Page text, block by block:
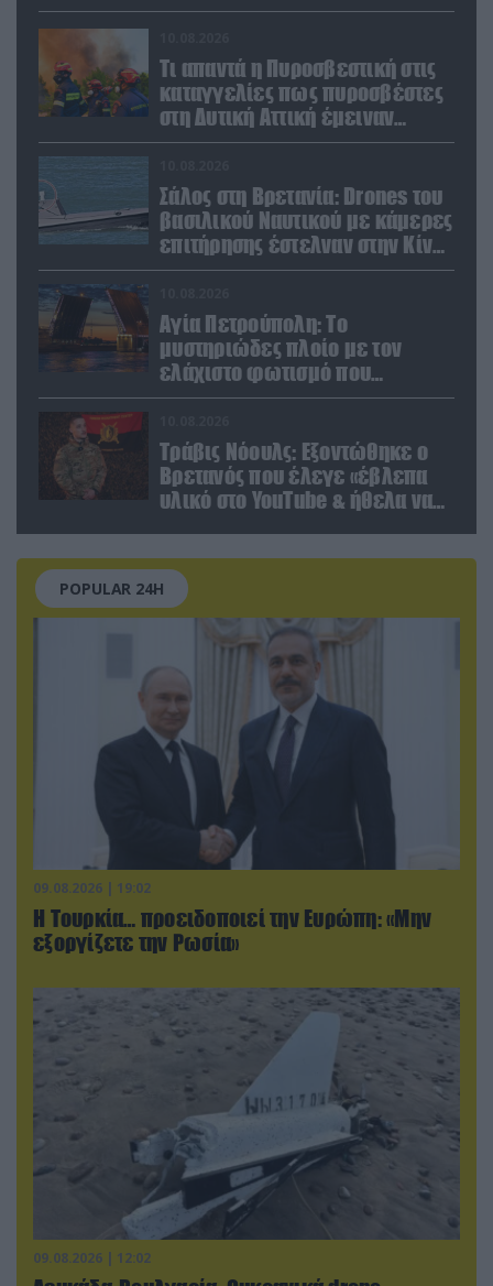
Τι απαντά η Πυροσβεστική στις
καταγγελίες πως πυροσβέστες
στη Δυτική Αττική έμειναν
χωρίς φαγητό και νερό
Σάλος στη Βρετανία: Drones του
βασιλικού Ναυτικού με κάμερες
επιτήρησης έστελναν στην Κίνα
απόρρητες πληροφορίες!
Αγία Πετρούπολη: Το
μυστηριώδες πλοίο με τον
ελάχιστο φωτισμό που
προκάλεσε την περιέργεια
Τράβις Νόουλς: Εξοντώθηκε ο
Βρετανός που έλεγε «έβλεπα
υλικό στο YouTube & ήθελα να
POPULAR 24H
09.08.2026 | 19:02
Η Τουρκία… προειδοποιεί την Ευρώπη: «Μην
εξοργίζετε την Ρωσία»
09.08.2026 | 12:02